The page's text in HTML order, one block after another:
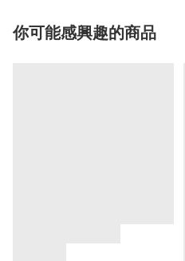
你可能感興趣的商品